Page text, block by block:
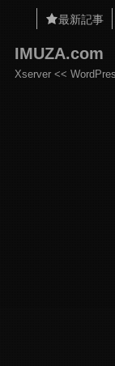
最新記事
IMUZA.com
Xserver <<